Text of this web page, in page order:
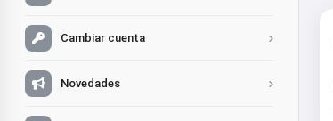
Cambiar cuenta
Novedades